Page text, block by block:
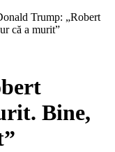
Trump: „Robert
că a murit”
Bine,